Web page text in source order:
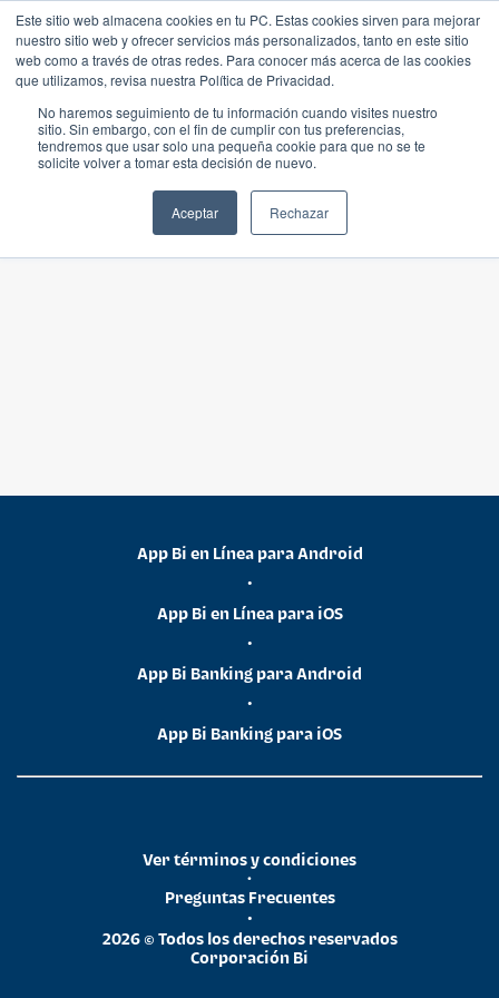
Este sitio web almacena cookies en tu PC. Estas cookies sirven para mejorar
nuestro sitio web y ofrecer servicios más personalizados, tanto en este sitio
web como a través de otras redes. Para conocer más acerca de las cookies
que utilizamos, revisa nuestra Política de Privacidad.
No haremos seguimiento de tu información cuando visites nuestro
sitio. Sin embargo, con el fin de cumplir con tus preferencias,
tendremos que usar solo una pequeña cookie para que no se te
solicite volver a tomar esta decisión de nuevo.
Aceptar Rechazar
App Bi en Línea para Android
•
App Bi en Línea para iOS
•
App Bi Banking para Android
•
App Bi Banking para iOS
2026 © Todos los derechos reservados
Corporación Bi
•
Preguntas Frecuentes
•
Ver términos y condiciones